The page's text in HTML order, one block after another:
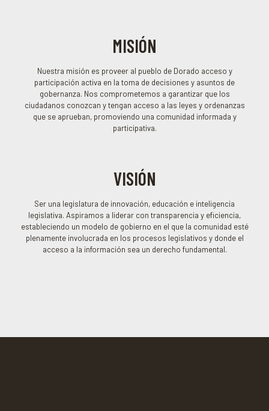
MISIÓN
Nuestra misión es proveer al pueblo de Dorado acceso y
participación activa en la toma de decisiones y asuntos de
gobernanza. Nos comprometemos a garantizar que los
ciudadanos conozcan y tengan acceso a las leyes y ordenanzas
que se aprueban, promoviendo una comunidad informada y
participativa.
VISIÓN
Ser una legislatura de innovación, educación e inteligencia
legislativa. Aspiramos a liderar con transparencia y eficiencia,
estableciendo un modelo de gobierno en el que la comunidad esté
plenamente involucrada en los procesos legislativos y donde el
acceso a la información sea un derecho fundamental.